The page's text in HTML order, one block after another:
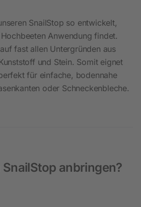
SnailStop so entwickelt,
Anwendung findet.
fast allen Untergründen aus
und Stein. Somit eignet
für einfache, bodennahe
oder Schneckenbleche.
anbringen?